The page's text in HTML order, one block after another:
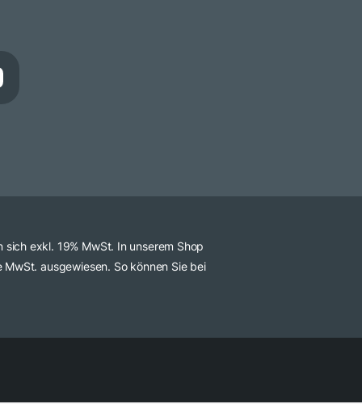
exkl. 19% MwSt. In unserem Shop
ausgewiesen. So können Sie bei